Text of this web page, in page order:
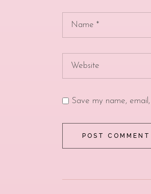
Save my name,
POST COMMENT